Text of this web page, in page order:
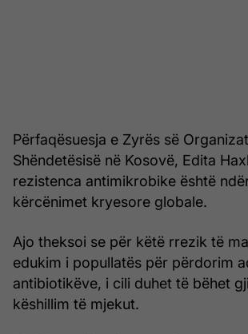
Përfaqësuesja e Zyrës së
Shëndetësisë në Kosovë, Edita
rezistenca antimikrobike është
kërcënimet kryesore globale.
Ajo theksoi se për këtë rrezik të
edukim i popullatës për përdorim
antibiotikëve, i cili duhet të bëhet
këshillim të mjekut.